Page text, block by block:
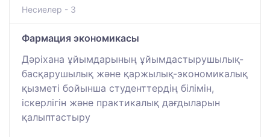
Несиелер - 3
Фармация экономикасы
Дәріхана ұйымдарының ұйымдастырушылық-
басқарушылық және қаржылық-экономикалық
қызметі бойынша студенттердің білімін,
іскерлігін және практикалық дағдыларын
қалыптастыру